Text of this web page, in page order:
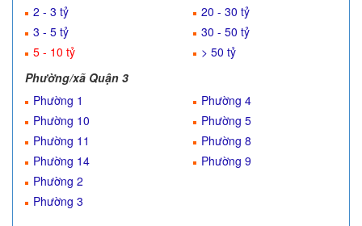
2 - 3 tỷ
3 - 5 tỷ
5 - 10 tỷ
20 - 30 tỷ
30 - 50 tỷ
> 50 tỷ
Phường/xã Quận 3
Phường 1
Phường 10
Phường 11
Phường 14
Phường 2
Phường 3
Phường 4
Phường 5
Phường 8
Phường 9